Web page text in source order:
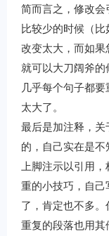
简而言之，修改会
比较少的时候（
改变太大，而如
就可以大刀阔斧
几乎每个句子都
太大了。
最后是加注释，
的，自己实在是不
上脚注示以引用
重的小技巧，自
了，肯定也不多
重复的段落也用